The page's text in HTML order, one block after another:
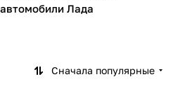
Лада
Сначала популярные